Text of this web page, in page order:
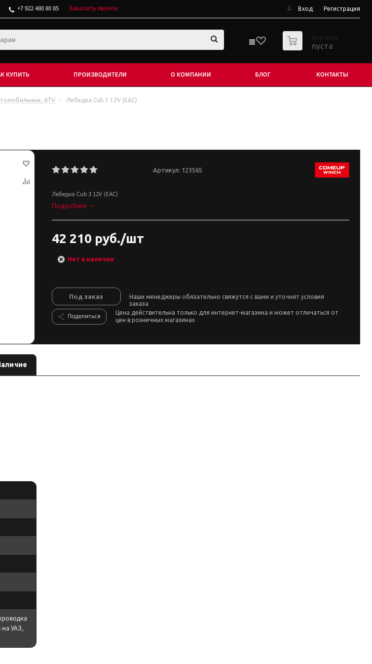
+7 922 480 80 85 Заказать звонок Вход Регистрация
0 Корзина
пуста
КУПИТЬ ПРОИЗВОДИТЕЛИ О КОМПАНИИ БЛОГ КОНТАКТЫ
ATV - Лебедка Cub 3 12V (EAC)
Артикул: 123565
Лебедка Cub 3 12V (EAC)
Подробнее
42 210 руб./шт
Нет в наличии
Под заказ
Наши менеджеры обязательно свяжутся с вами и уточнят условия
заказа
Поделиться
Цена действительна только для интернет-магазина и может отличаться от
цен в розничных магазинах
УАЗ,